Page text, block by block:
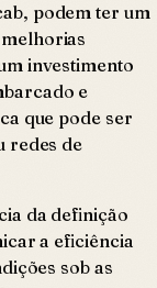
podem ter um
investimento
e
que pode ser
redes de
da definição
a eficiência
sob as